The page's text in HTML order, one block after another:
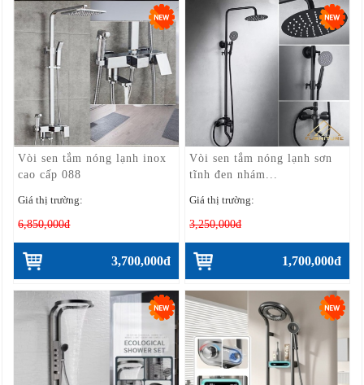
Vòi sen tắm nóng lạnh inox
cao cấp 088
Giá thị trường:
6,850,000đ
3,700,000đ
Vòi sen tắm nóng lạnh sơn
tĩnh đen nhám...
Giá thị trường:
3,250,000đ
1,700,000đ